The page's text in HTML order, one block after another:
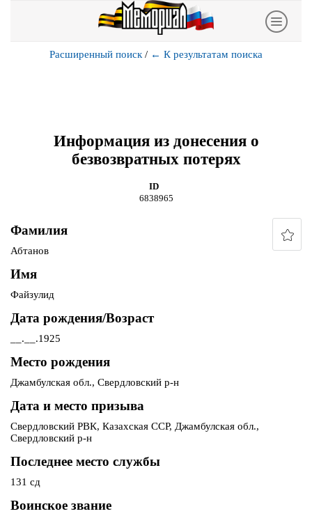
Расширенный поиск / ← К результатам поиска
Информация из донесения о
безвозвратных потерях
ID
6838965
Фамилия
Абтанов
Имя
Файзулид
Дата рождения/Возраст
__.__.1925
Место рождения
Джамбулская обл., Свердловский р-н
Дата и место призыва
Свердловский РВК, Казахская ССР, Джамбулская обл.,
Свердловский р-н
Последнее место службы
131 сд
Воинское звание